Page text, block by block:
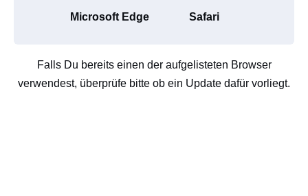
Microsoft Edge Safari
Falls Du bereits einen der aufgelisteten Browser
verwendest, überprüfe bitte ob ein Update dafür vorliegt.